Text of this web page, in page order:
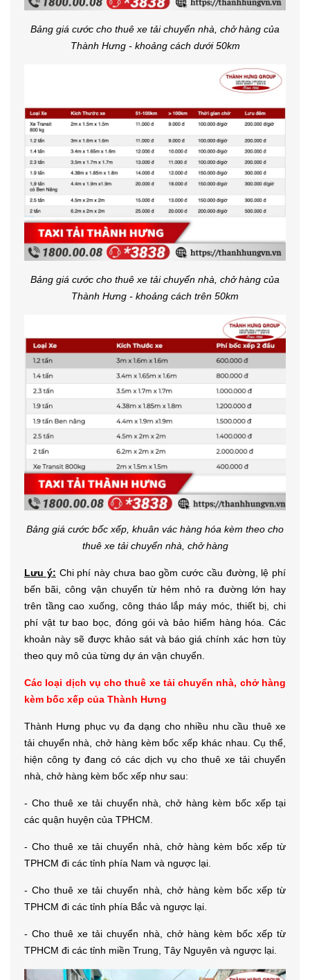
Bảng giá cước cho thuê xe tải chuyển nhà, chở hàng của
Thành Hưng - khoảng cách dưới 50km
Bảng giá cước cho thuê xe tải chuyển nhà, chở hàng của
Thành Hưng - khoảng cách trên 50km
Bảng giá cước bốc xếp, khuân vác hàng hóa kèm theo cho
thuê xe tải chuyển nhà, chở hàng
Lưu ý: Chi phí này chưa bao gồm cước cầu đường, lệ phí
bến bãi, công vận chuyển từ hẻm nhỏ ra đường lớn hay
trên tầng cao xuống, công tháo lắp máy móc, thiết bị, chi
phí vật tư bao bọc, đóng gói và bảo hiểm hàng hóa. Các
khoản này sẽ được khảo sát và báo giá chính xác hơn tùy
theo quy mô của từng dự án vận chuyển.
Các loại dịch vụ cho thuê xe tải chuyển nhà, chở hàng
kèm bốc xếp của Thành Hưng
Thành Hưng phục vụ đa dạng cho nhiều nhu cầu thuê xe
tải chuyển nhà, chở hàng kèm bốc xếp khác nhau. Cụ thể,
hiện công ty đang có các dịch vụ cho thuê xe tải chuyển
nhà, chở hàng kèm bốc xếp như sau:
- Cho thuê xe tải chuyển nhà, chở hàng kèm bốc xếp tại
các quận huyện của TPHCM.
- Cho thuê xe tải chuyển nhà, chở hàng kèm bốc xếp từ
TPHCM đi các tỉnh phía Nam và ngược lại.
- Cho thuê xe tải chuyển nhà, chở hàng kèm bốc xếp từ
TPHCM đi các tỉnh phía Bắc và ngược lại.
- Cho thuê xe tải chuyển nhà, chở hàng kèm bốc xếp từ
TPHCM đi các tỉnh miền Trung, Tây Nguyên và ngược lại.